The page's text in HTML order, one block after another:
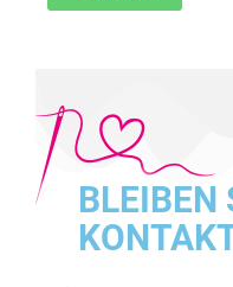
BLEIBEN